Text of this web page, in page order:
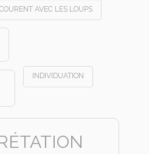
AVEC LES LOUPS
INDIVIDUATION